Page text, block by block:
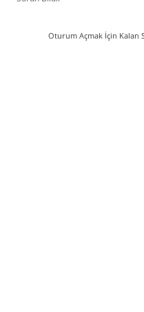
Oturum Açmak İçin Kalan